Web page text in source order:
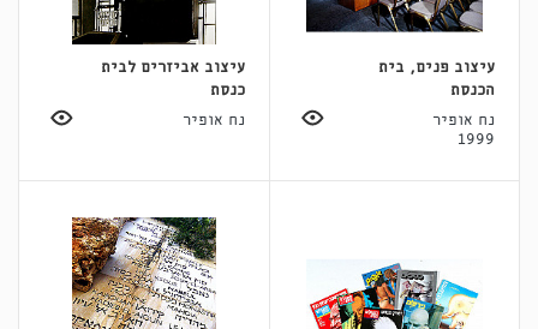
עיצוב פנים, בית
הכנסת
נח אופיר
1999
עיצוב אביזרים לבית
כנסת
נח אופיר